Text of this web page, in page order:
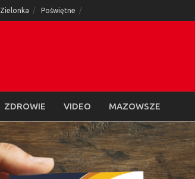
Zielonka Poświętne
ZDROWIE VIDEO MAZOWSZE